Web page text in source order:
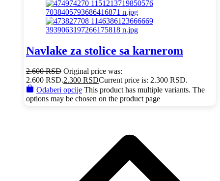
Navlake za stolice sa karnerom
2.600RSD Original price was:
2.600 RSD.2.300 RSDCurrent price is: 2.300 RSD.
Odaberi opcije This product has multiple variants. The
options may be chosen on the product page